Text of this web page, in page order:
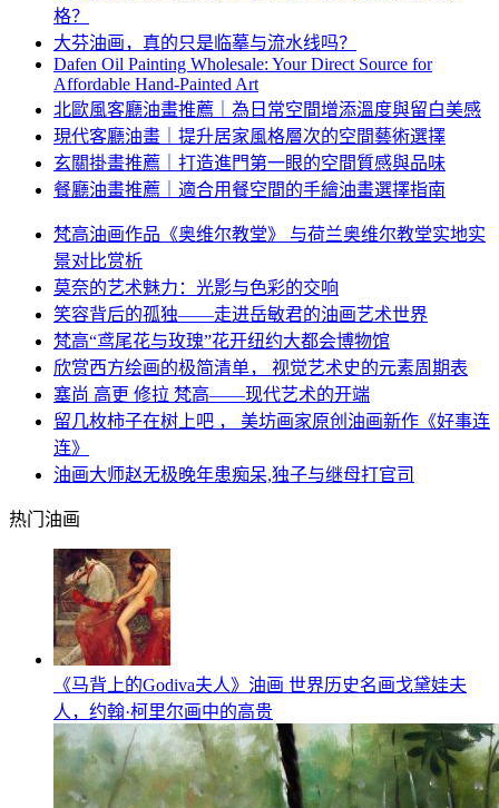
格？
大芬油画，真的只是临摹与流水线吗？
Dafen Oil Painting Wholesale: Your Direct Source for
Affordable Hand-Painted Art
北歐風客廳油畫推薦｜為日常空間增添溫度與留白美感
現代客廳油畫｜提升居家風格層次的空間藝術選擇
玄關掛畫推薦｜打造進門第一眼的空間質感與品味
餐廳油畫推薦｜適合用餐空間的手繪油畫選擇指南
梵高油画作品《奥维尔教堂》 与荷兰奥维尔教堂实地实
景对比赏析
莫奈的艺术魅力：光影与色彩的交响
笑容背后的孤独——走进岳敏君的油画艺术世界
梵高“鸢尾花与玫瑰”花开纽约大都会博物馆
欣赏西方绘画的极简清单， 视觉艺术史的元素周期表
塞尚 高更 修拉 梵高——现代艺术的开端
留几枚柿子在树上吧 ， 美坊画家原创油画新作《好事连
连》
油画大师赵无极晚年患痴呆,独子与继母打官司
热门油画
《马背上的Godiva夫人》油画 世界历史名画戈黛娃夫
人，约翰·柯里尔画中的高贵